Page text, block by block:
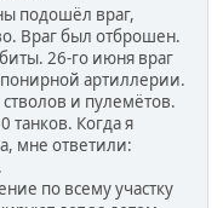
подошёл враг,
Враг был отброшен.
26-го июня враг
артиллерии.
и пулемётов.
Когда я
мне ответили:
по всему участку